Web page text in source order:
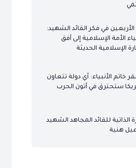
الأربعين في فكر القائد الشهيد:
الأمة الإسلامية إلى أفق
الإسلامية الحديثة
خاتم الأنبياء: أي دولة تتعاون
ستحترق في أتون الحرب
الذاتية للقائد المجاهد الشهيد
هنية